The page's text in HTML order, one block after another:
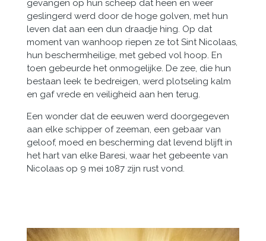
gevangen op hun scheep dat heen en weer
geslingerd werd door de hoge golven, met hun
leven dat aan een dun draadje hing. Op dat
moment van wanhoop riepen ze tot Sint Nicolaas,
hun beschermheilige, met gebed vol hoop. En
toen gebeurde het onmogelijke. De zee, die hun
bestaan leek te bedreigen, werd plotseling kalm
en gaf vrede en veiligheid aan hen terug.
Een wonder dat de eeuwen werd doorgegeven
aan elke schipper of zeeman, een gebaar van
geloof, moed en bescherming dat levend blijft in
het hart van elke Baresi, waar het gebeente van
Nicolaas op 9 mei 1087 zijn rust vond.